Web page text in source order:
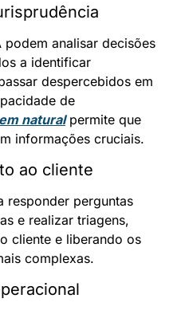
analisar decisões
a identificar
despercebidos em
natural permite que
informações cruciais.
ao cliente
responder perguntas
e realizar triagens,
cliente e liberando os
complexas.